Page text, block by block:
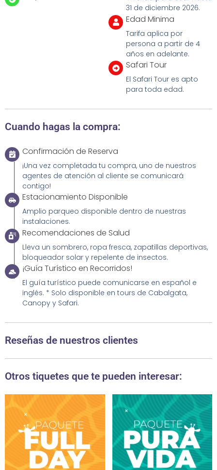
31 de diciembre 2026.
Edad Minima
Tarifa aplica por
persona a partir de 4
años en adelante.
Safari Tour
El Safari Tour es apto
para toda edad.
Cuando hagas la compra:
Confirmación de Reserva
¡Una vez completada tu compra, uno de nuestros
agentes de atención al cliente se comunicará
contigo!
Estacionamiento Disponible
Amplio parqueo disponible dentro de nuestras
instalaciones.
Recomendaciones de Salud
Lleva un sombrero, ropa fresca, zapatillas deportivas,
bloqueador solar y repelente de insectos.
¡Guía Turístico en Recorridos!
El guía turístico puede comunicarse en español e
inglés. * Solo disponible en tours de Cabalgata,
Canopy y Safari.
Reseñas de nuestros clientes
Otros tiquetes que te pueden interesar: